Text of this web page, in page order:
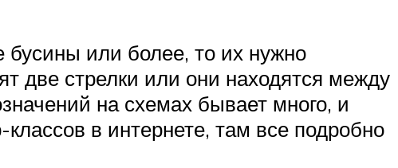
бусины или более, то их нужно
две стрелки или они находятся между
на схемах бывает много, и
в интернете, там все подробно